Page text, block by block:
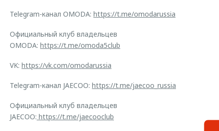
Telegram-канал OMODA: https://t.me/omodarussia
Официальный клуб владельцев
OMODA: https://t.me/omoda5club
VK: https://vk.com/omodarussia
Telegram-канал JAECOO: https://t.me/jaecoo_russia
Официальный клуб владельцев
JAECOO: https://t.me/jaecooclub